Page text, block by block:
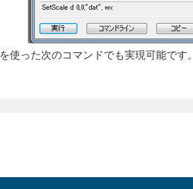
使った次のコマンドでも実現可能です。